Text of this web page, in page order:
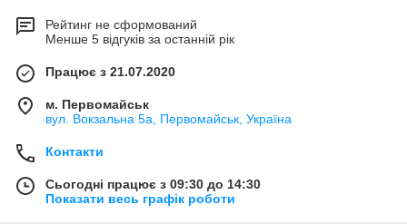
Рейтинг не сформований
Менше 5 відгуків за останній рік
Працює з 21.07.2020
м. Первомайськ
вул. Вокзальна 5а, Первомайськ, Україна
Контакти
Сьогодні працює з 09:30 до 14:30
Показати весь графік роботи